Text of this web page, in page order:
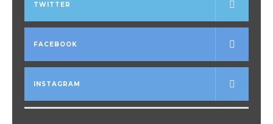
TWITTER
FACEBOOK
INSTAGRAM